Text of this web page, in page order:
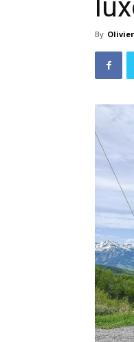
By